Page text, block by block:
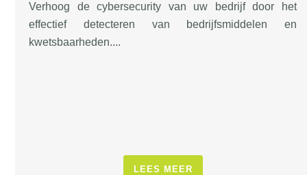
Verhoog de cybersecurity van uw bedrijf door het
effectief detecteren van bedrijfsmiddelen en
kwetsbaarheden....
LEES MEER